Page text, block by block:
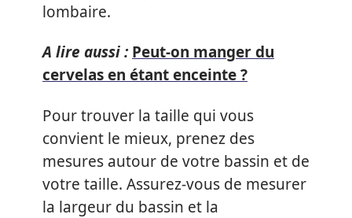
lombaire.
A lire aussi : Peut-on manger du
cervelas en étant enceinte ?
Pour trouver la taille qui vous
convient le mieux, prenez des
mesures autour de votre bassin et de
votre taille. Assurez-vous de mesurer
la largeur du bassin et la